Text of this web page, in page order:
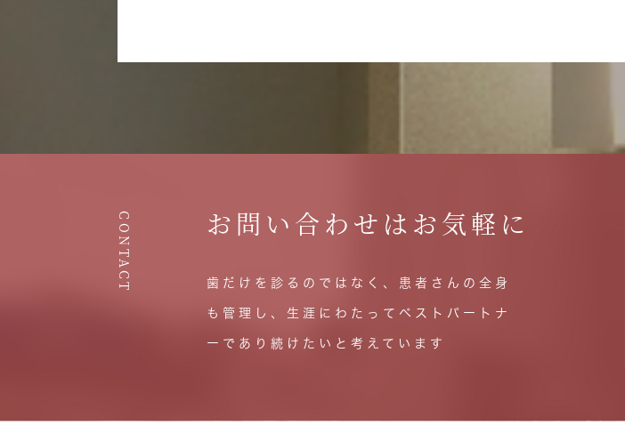
CONTACT お問い合わせはお気軽に
歯だけを診るのではなく、患者さんの全身
も管理し、生涯にわたってベストパートナ
ーであり続けたいと考えています